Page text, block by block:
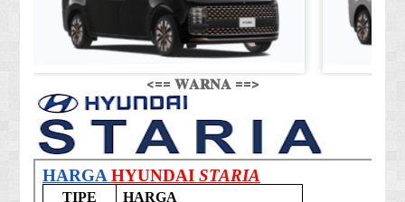
<== 𝐖𝐀𝐑𝐍𝐀 ==>